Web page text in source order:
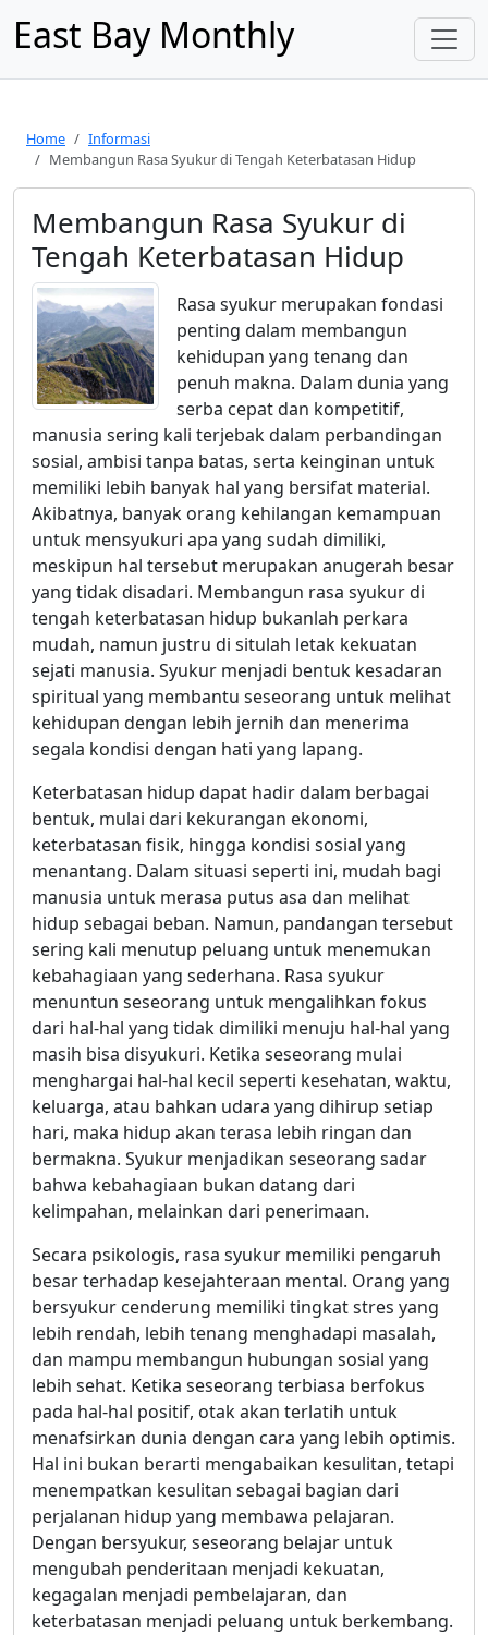
East Bay Monthly
Home
Informasi
Membangun Rasa Syukur di Tengah Keterbatasan Hidup
Membangun Rasa Syukur di
Tengah Keterbatasan Hidup
Rasa syukur merupakan fondasi
penting dalam membangun
kehidupan yang tenang dan
penuh makna. Dalam dunia yang
serba cepat dan kompetitif,
manusia sering kali terjebak dalam perbandingan
sosial, ambisi tanpa batas, serta keinginan untuk
memiliki lebih banyak hal yang bersifat material.
Akibatnya, banyak orang kehilangan kemampuan
untuk mensyukuri apa yang sudah dimiliki,
meskipun hal tersebut merupakan anugerah besar
yang tidak disadari. Membangun rasa syukur di
tengah keterbatasan hidup bukanlah perkara
mudah, namun justru di situlah letak kekuatan
sejati manusia. Syukur menjadi bentuk kesadaran
spiritual yang membantu seseorang untuk melihat
kehidupan dengan lebih jernih dan menerima
segala kondisi dengan hati yang lapang.
Keterbatasan hidup dapat hadir dalam berbagai
bentuk, mulai dari kekurangan ekonomi,
keterbatasan fisik, hingga kondisi sosial yang
menantang. Dalam situasi seperti ini, mudah bagi
manusia untuk merasa putus asa dan melihat
hidup sebagai beban. Namun, pandangan tersebut
sering kali menutup peluang untuk menemukan
kebahagiaan yang sederhana. Rasa syukur
menuntun seseorang untuk mengalihkan fokus
dari hal-hal yang tidak dimiliki menuju hal-hal yang
masih bisa disyukuri. Ketika seseorang mulai
menghargai hal-hal kecil seperti kesehatan, waktu,
keluarga, atau bahkan udara yang dihirup setiap
hari, maka hidup akan terasa lebih ringan dan
bermakna. Syukur menjadikan seseorang sadar
bahwa kebahagiaan bukan datang dari
kelimpahan, melainkan dari penerimaan.
Secara psikologis, rasa syukur memiliki pengaruh
besar terhadap kesejahteraan mental. Orang yang
bersyukur cenderung memiliki tingkat stres yang
lebih rendah, lebih tenang menghadapi masalah,
dan mampu membangun hubungan sosial yang
lebih sehat. Ketika seseorang terbiasa berfokus
pada hal-hal positif, otak akan terlatih untuk
menafsirkan dunia dengan cara yang lebih optimis.
Hal ini bukan berarti mengabaikan kesulitan, tetapi
menempatkan kesulitan sebagai bagian dari
perjalanan hidup yang membawa pelajaran.
Dengan bersyukur, seseorang belajar untuk
mengubah penderitaan menjadi kekuatan,
kegagalan menjadi pembelajaran, dan
keterbatasan menjadi peluang untuk berkembang.